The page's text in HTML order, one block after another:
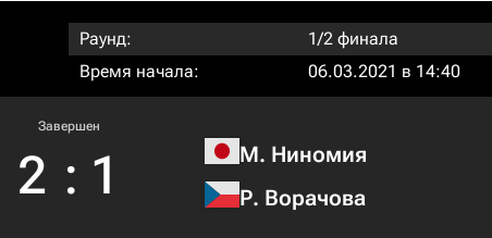
Раунд:
1/2 финала
Время начала:
06.03.2021 в 14:40
Завершен
2 : 1
М. Ниномия
Р. Ворачова